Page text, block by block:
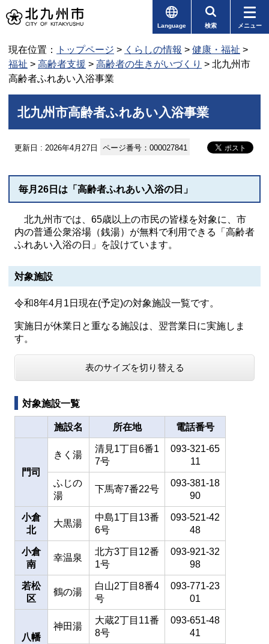
Language 検索 メニュー
現在位置： トップページ > くらしの情報 > 健康・福祉 >
福祉 > 高齢者支援 > 高齢者の生きがいづくり > 北九州市
高齢者ふれあい入浴事業
北九州市高齢者ふれあい入浴事業
更新日 : 2026年4月27日 ページ番号：000027841
毎月26日は「高齢者ふれあい入浴の日」
北九州市では、65歳以上の市民の皆様を対象に、市
内の普通公衆浴場（銭湯）が無料で利用できる「高齢者
ふれあい入浴の日」を設けています。
対象施設
令和8年4月1日現在(予定)の対象施設一覧です。
実施日が休業日と重なる施設は、翌営業日に実施しま
す。
表のサイズを切り替える
対象施設一覧
施設名 所在地 電話番号
門司
きく湯
清見1丁目6番1
7号
093-321-65
11
ふじの
湯
下馬寄7番22号
093-381-18
90
小倉
北
大黒湯
中島1丁目13番
6号
093-521-42
48
小倉
南
幸温泉
北方3丁目12番
1号
093-921-32
98
若松
区
鶴の湯
白山2丁目8番4
号
093-771-23
01
八幡
神田湯
大蔵2丁目11番
8号
093-651-48
41